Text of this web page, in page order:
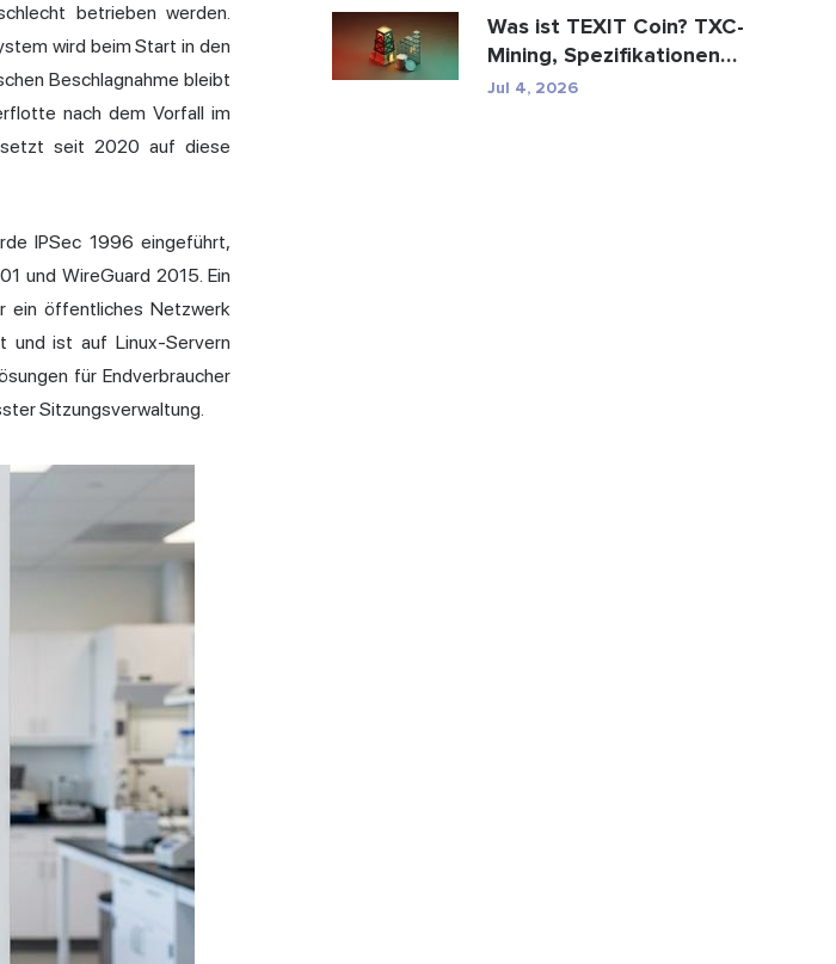
betrieben werden.
wird beim Start in den
Beschlagnahme bleibt
nach dem Vorfall im
setzt seit 2020 auf diese
IPSec 1996 eingeführt,
und WireGuard 2015. Ein
ein öffentliches Netzwerk
und ist auf Linux-Servern
für Endverbraucher
Sitzungsverwaltung.
Was ist TEXIT Coin? TXC-
Mining, Spezifikationen
und regulatorische...
Jul 4, 2026